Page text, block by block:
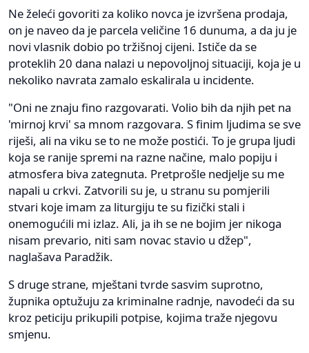
Ne želeći govoriti za koliko novca je izvršena prodaja,
on je naveo da je parcela veličine 16 dunuma, a da ju je
novi vlasnik dobio po tržišnoj cijeni. Ističe da se
proteklih 20 dana nalazi u nepovoljnoj situaciji, koja je u
nekoliko navrata zamalo eskalirala u incidente.
"Oni ne znaju fino razgovarati. Volio bih da njih pet na
'mirnoj krvi' sa mnom razgovara. S finim ljudima se sve
riješi, ali na viku se to ne može postići. To je grupa ljudi
koja se ranije spremi na razne načine, malo popiju i
atmosfera biva zategnuta. Pretprošle nedjelje su me
napali u crkvi. Zatvorili su je, u stranu su pomjerili
stvari koje imam za liturgiju te su fizički stali i
onemogućili mi izlaz. Ali, ja ih se ne bojim jer nikoga
nisam prevario, niti sam novac stavio u džep",
naglašava Paradžik.
S druge strane, mještani tvrde sasvim suprotno,
župnika optužuju za kriminalne radnje, navodeći da su
kroz peticiju prikupili potpise, kojima traže njegovu
smjenu.